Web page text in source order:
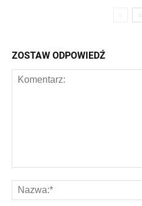
ZOSTAW ODPOWIEDŹ